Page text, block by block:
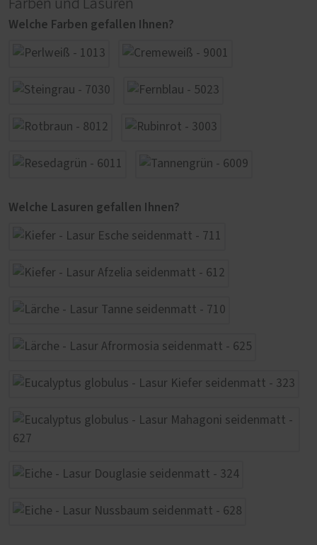
Farben und Lasuren
Welche Farben gefallen Ihnen?
Welche Lasuren gefallen Ihnen?